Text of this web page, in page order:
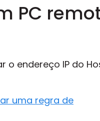
PC
o endereço IP do
uma regra de